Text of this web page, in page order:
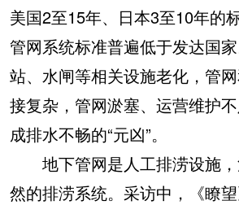
美国2至15年、日本3至10年的
管网系统标准普遍低于发达国
站、水闸等相关设施老化，管
接复杂，管网淤塞、运营维护
成排水不畅的“元凶”。
地下管网是人工排涝设施，
然的排涝系统。采访中，《瞭